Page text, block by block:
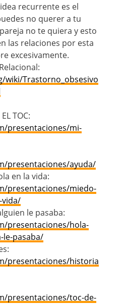
recurrente es el
no querer a tu
no te quiera y esto
las relaciones por esta
excesivamente.
wiki/Trastorno_obsesivo
TOC:
presentaciones/mi-
presentaciones/ayuda/
en la vida:
presentaciones/miedo-
vida/
le pasaba:
presentaciones/hola-
le-pasaba/
presentaciones/historia
presentaciones/toc-de-